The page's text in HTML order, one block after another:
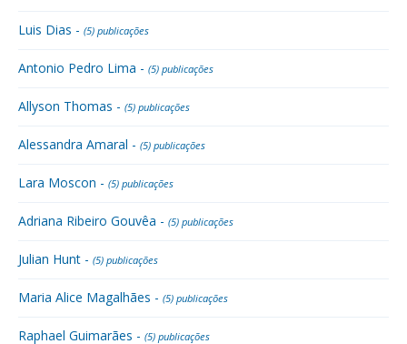
Luis Dias - (5) publicações
Antonio Pedro Lima - (5) publicações
Allyson Thomas - (5) publicações
Alessandra Amaral - (5) publicações
Lara Moscon - (5) publicações
Adriana Ribeiro Gouvêa - (5) publicações
Julian Hunt - (5) publicações
Maria Alice Magalhães - (5) publicações
Raphael Guimarães - (5) publicações